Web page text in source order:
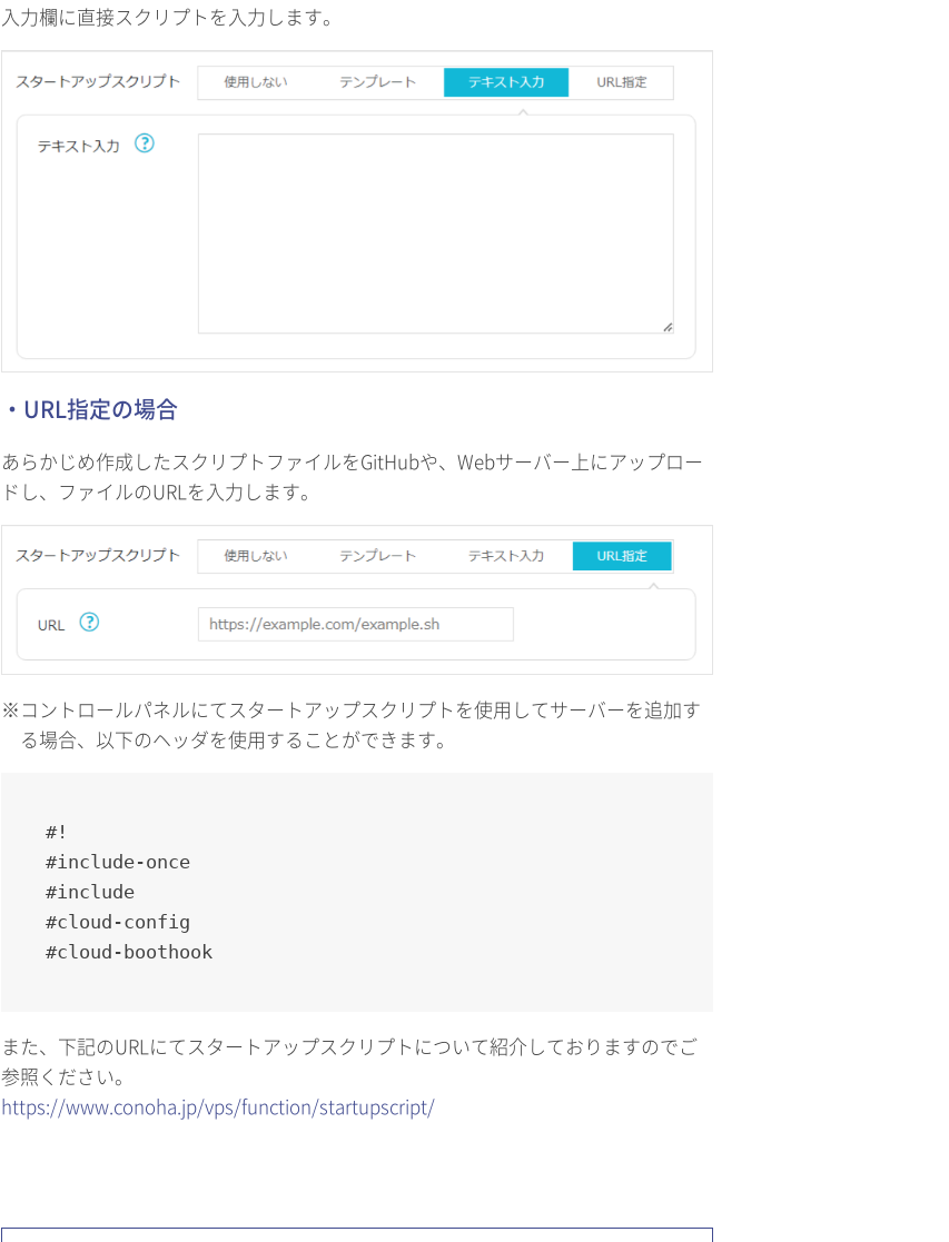
入力欄に直接スクリプトを入力します。
・URL指定の場合
あらかじめ作成したスクリプトファイルをGitHubや、Webサーバー上にアップロー
ドし、ファイルのURLを入力します。
※コントロールパネルにてスタートアップスクリプトを使用してサーバーを追加す
る場合、以下のヘッダを使用することができます。
#!
#include-once
#include
#cloud-config
#cloud-boothook
また、下記のURLにてスタートアップスクリプトについて紹介しておりますのでご
参照ください。
https://www.conoha.jp/vps/function/startupscript/